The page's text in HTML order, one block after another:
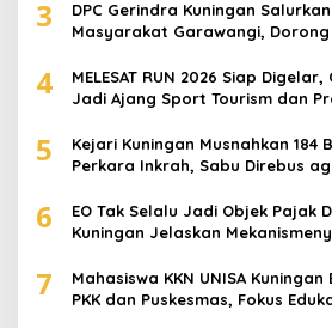
3
DPC Gerindra Kuningan
Masyarakat Garawangi, Dorong
4
MELESAT RUN 2026 Siap
Jadi Ajang Sport Tourism dan
5
Kejari Kuningan Musnahkan 184
Perkara Inkrah, Sabu Direbus
6
EO Tak Selalu Jadi Objek Pajak
Kuningan Jelaskan
7
Mahasiswa KKN UNISA
PKK dan Puskesmas, Fokus